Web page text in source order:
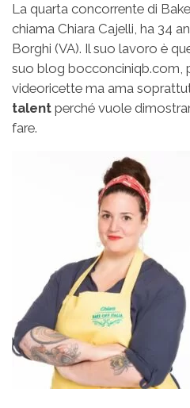
La quarta concorrente di
chiama Chiara Cajelli, ha 34
Borghi (VA). Il suo lavoro è
suo blog bocconciniqb.com,
videoricette ma ama
talent perché vuole
fare.